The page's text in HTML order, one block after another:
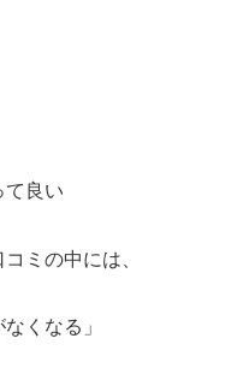
て良い
ミの中には、
くなる」